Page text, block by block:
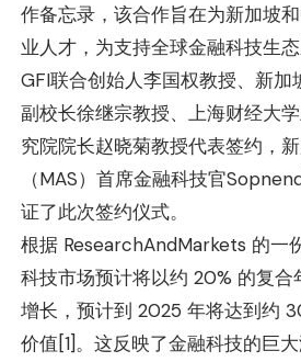
作备忘录，该合作旨在为新加坡
业人才，为支持全球金融科技生态
GFI联合创始人李国权教授、新加
副校长徐继宗教授、上海财经大
究院院长赵晓菊教授代表签约，
（MAS）首席金融科技官
证了此次签约仪式。
根据 ResearchAndMarkets 的一
科技市场预计将以约 20% 的复合
增长，预计到 2025 年将达到约
价值[1]。这反映了金融科技的巨